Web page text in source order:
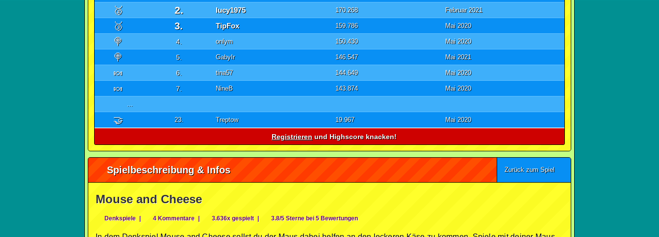
🥈 2. lucy1975 170.268 Februar 2021
🥉 3. TipFox 159.786 Mai 2020
🍭 4. onlym 150.430 Mai 2020
🍭 5. GabyIr 146.547 Mai 2021
🍬 6. tina57 144.649 Mai 2020
🍬 7. NineB 143.874 Mai 2020
...
🤝 23. Treptow 19.967 Mai 2020
Registrieren und Highscore knacken!
Spielbeschreibung & Infos Zurück zum Spiel
Mouse and Cheese
Denkspiele | 4 Kommentare | 3.636x gespielt | 3.8/5 Sterne bei 5 Bewertungen